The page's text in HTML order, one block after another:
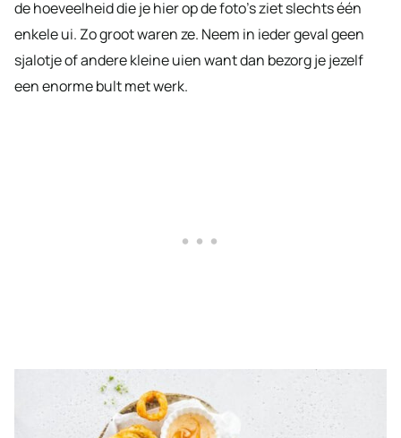
de hoeveelheid die je hier op de foto’s ziet slechts één
enkele ui. Zo groot waren ze. Neem in ieder geval geen
sjalotje of andere kleine uien want dan bezorg je jezelf
een enorme bult met werk.